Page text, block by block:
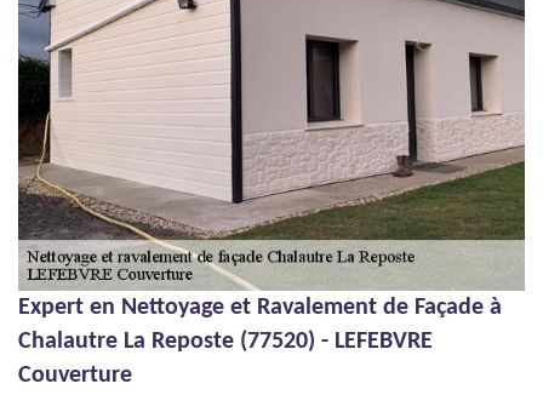
Expert en Nettoyage et Ravalement de Façade à
Chalautre La Reposte (77520) - LEFEBVRE
Couverture